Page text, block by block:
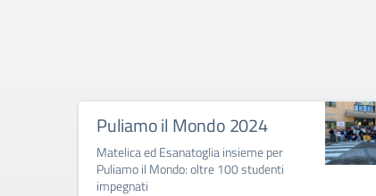
Puliamo il Mondo 2024
Matelica ed Esanatoglia insieme per
Puliamo il Mondo: oltre 100 studenti
impegnati